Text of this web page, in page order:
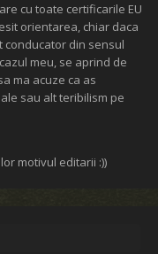
cu toate certificarile EU
orientarea, chiar daca
conducator din sensul
meu, se aprind de
ma acuze ca as
sau alt teribilism pe
motivul editarii :))